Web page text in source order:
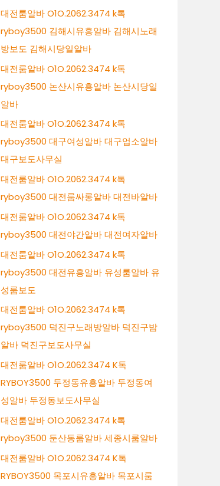
대전룸알바 O1O.2062.3474 k톡
ryboy3500 김해시유흥알바 김해시노래
방보도 김해시당일알바
대전룸알바 O1O.2062.3474 k톡
ryboy3500 논산시유흥알바 논산시당일
알바
대전룸알바 O1O.2062.3474 k톡
ryboy3500 대구여성알바 대구업소알바
대구보도사무실
대전룸알바 O1O.2062.3474 k톡
ryboy3500 대전룸싸롱알바 대전바알바
대전룸알바 O1O.2062.3474 k톡
ryboy3500 대전야간알바 대전여자알바
대전룸알바 O1O.2062.3474 k톡
ryboy3500 대전유흥알바 유성룸알바 유
성룸보도
대전룸알바 O1O.2062.3474 k톡
ryboy3500 덕진구노래방알바 덕진구밤
알바 덕진구보도사무실
대전룸알바 O1O.2062.3474 K톡
RYBOY3500 두정동유흥알바 두정동여
성알바 두정동보도사무실
대전룸알바 O1O.2062.3474 k톡
ryboy3500 둔산동룸알바 세종시룸알바
대전룸알바 O1O.2062.3474 K톡
RYBOY3500 목포시유흥알바 목포시룸